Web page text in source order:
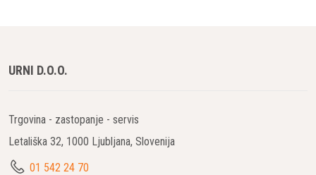
URNI D.O.O.
Trgovina - zastopanje - servis
Letališka 32, 1000 Ljubljana, Slovenija
01 542 24 70